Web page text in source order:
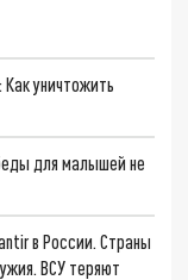
уничтожить
для малышей не
в России. Страны
ВСУ теряют